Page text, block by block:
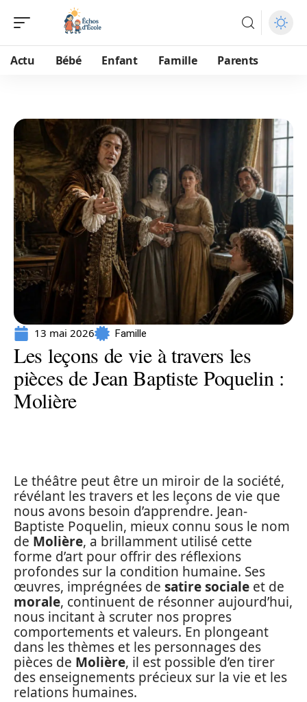
Actu Bébé Enfant Famille Parents
13 mai 2026 Famille
Les leçons de vie à travers les
pièces de Jean Baptiste Poquelin :
Molière
Le théâtre peut être un miroir de la société,
révélant les travers et les leçons de vie que
nous avons besoin d’apprendre. Jean-
Baptiste Poquelin, mieux connu sous le nom
de Molière, a brillamment utilisé cette
forme d’art pour offrir des réflexions
profondes sur la condition humaine. Ses
œuvres, imprégnées de satire sociale et de
morale, continuent de résonner aujourd’hui,
nous incitant à scruter nos propres
comportements et valeurs. En plongeant
dans les thèmes et les personnages des
pièces de Molière, il est possible d’en tirer
des enseignements précieux sur la vie et les
relations humaines.